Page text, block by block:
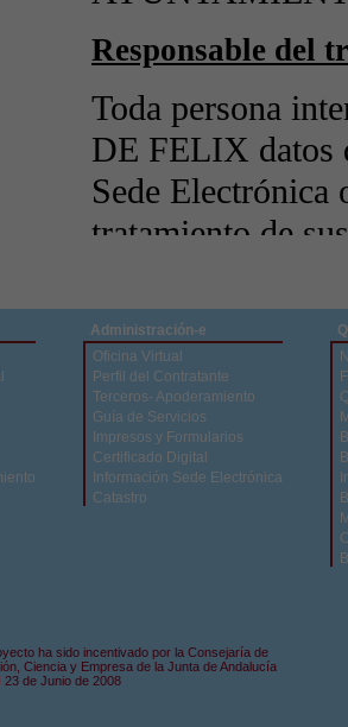
Administración-e
Oficina Virtual
Perfil del Contratante
Terceros- Apoderamiento
Guía de Servicios
Impresos y Formularios
Certificado Digital
Información Sede Electrónica
Catastro
ha sido incentivado por la Consejaría de
Ciencia y Empresa de la Junta de Andalucía
23 de Junio de 2008